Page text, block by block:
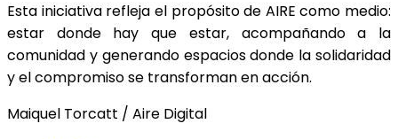
Esta iniciativa refleja el propósito de AIRE como medio:
estar donde hay que estar, acompañando a la
comunidad y generando espacios donde la solidaridad
y el compromiso se transforman en acción.
Maiquel Torcatt / Aire Digital